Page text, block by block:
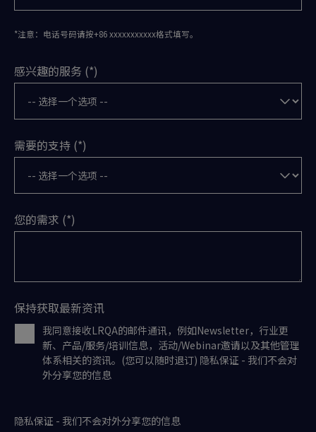
*注意：电话号码请按+86 xxxxxxxxxxx格式填写。
感兴趣的服务
需要的支持
您的需求
保持获取最新资讯
我同意接收LRQA的邮件通讯，例如Newsletter，行业更
新、产品/服务/培训信息，活动/Webinar邀请以及其他管理
体系相关的资讯。(您可以随时退订) 隐私保证 - 我们不会对
外分享您的信息
隐私保证 - 我们不会对外分享您的信息